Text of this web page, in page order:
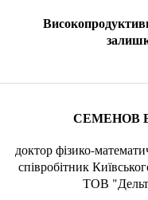
СЕМЕНОВ
доктор фізико-
співробітник
ТОВ